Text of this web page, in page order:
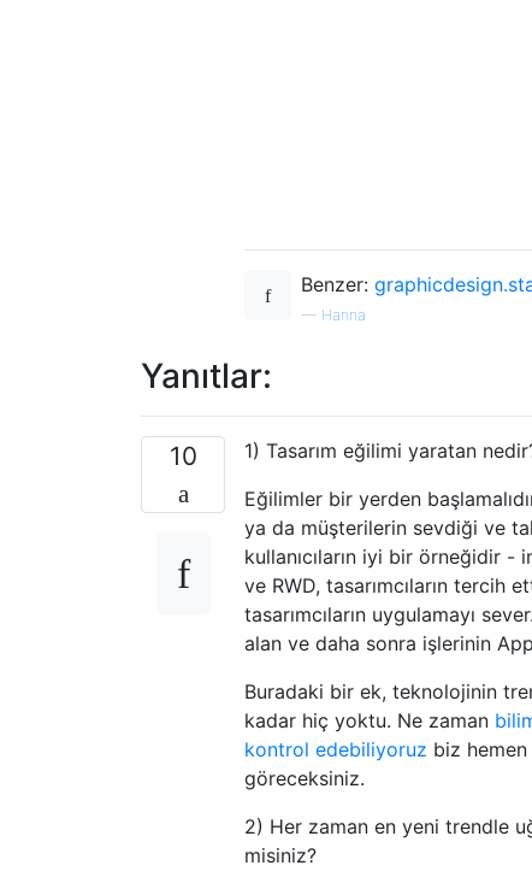
Benzer:
— Hanna
Yanıtlar:
10
1) Tasarım eğilimi yaratan
Eğilimler bir yerden
ya da müşterilerin sevdiği ve
kullanıcıların iyi bir örneğidir
ve RWD, tasarımcıların tercih
tasarımcıların uygulamayı
alan ve daha sonra işlerinin
Buradaki bir ek, teknolojinin
kadar hiç yoktu. Ne zaman
kontrol edebiliyoruz biz hemen
göreceksiniz.
2) Her zaman en yeni trendle
misiniz?